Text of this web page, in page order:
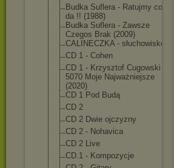
Budka Suflera - Ratujmy co się
da !! (1988)
Budka Suflera - Zawsze
Czegos Brak (2009)
CALINECZKA - słuchowisko
CD 1 - Cohen
CD 1 - Krzysztof Cugowski -
5070 Moje Najważniejsze
(2020)
CD 1 Pod Budą
CD 2
CD 2 Dwie ojczyzny
CD 2 - Nohavica
CD 2 Live
CD.1 - Kompozycje